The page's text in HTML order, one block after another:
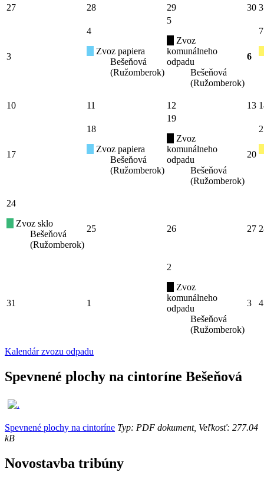
27
28 29 30
3
4
Zvoz papiera
Bešeňová
(Ružomberok)
5
Zvoz
komunálneho
odpadu
Bešeňová
(Ružomberok)
6
7
10 11 12 13
17
18
Zvoz papiera
Bešeňová
(Ružomberok)
19
Zvoz
komunálneho
odpadu
Bešeňová
(Ružomberok)
20
24
Zvoz sklo
Bešeňová
(Ružomberok)
25 26 27
31 1
2
Zvoz
komunálneho
odpadu
Bešeňová
(Ružomberok)
3 4
Kalendár zvozu odpadu
Spevnené plochy na cintoríne Bešeňová
Spevnené plochy na cintoríne Typ: PDF dokument, Veľkosť: 277.04
kB
Novostavba tribúny